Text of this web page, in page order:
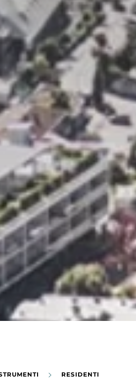
RESIDENTI